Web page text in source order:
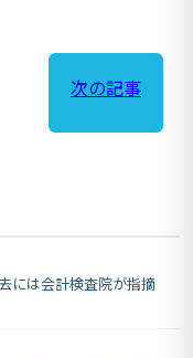
次の記事
には会計検査院が指摘